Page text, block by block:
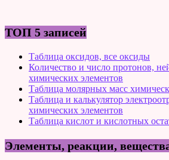
ТОП 5 записей
Таблица оксидов, все оксиды
Количество и число протонов,
химических элементов
Таблица молярных масс
Таблица и калькулятор
химических элементов
Таблица кислот и кислотных
Элементы, реакции,